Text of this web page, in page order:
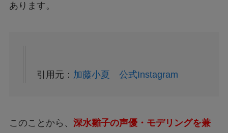
あります。
引用元： 加藤小夏 公式Instagram
このことから、 深水雛子の声優・モデリングを兼